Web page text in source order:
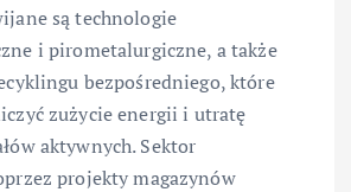
są technologie
i pirometalurgiczne, a także
bezpośredniego, które
zużycie energii i utratę
aktywnych. Sektor
projekty magazynów